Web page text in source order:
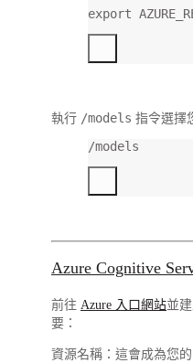
export
執行 /models 指令選擇
/models
Azure Cognitive
前往 Azure 入口網站並
要：
資源名稱 ：這會成為您